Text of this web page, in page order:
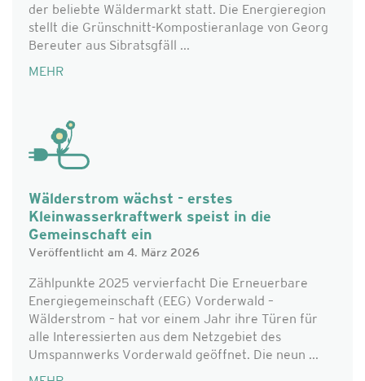
der beliebte Wäldermarkt statt. Die Energieregion
stellt die Grünschnitt-Kompostieranlage von Georg
Bereuter aus Sibratsgfäll ...
MEHR
Wälderstrom wächst - erstes
Kleinwasserkraftwerk speist in die
Gemeinschaft ein
Veröffentlicht am 4. März 2026
Zählpunkte 2025 vervierfacht Die Erneuerbare
Energiegemeinschaft (EEG) Vorderwald –
Wälderstrom – hat vor einem Jahr ihre Türen für
alle Interessierten aus dem Netzgebiet des
Umspannwerks Vorderwald geöffnet. Die neun ...